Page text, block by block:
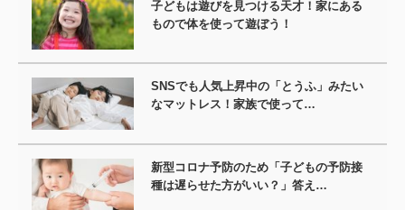
子どもは遊びを見つける天才！家にある
もので体を使って遊ぼう！
SNSでも人気上昇中の「とうふ」みたい
なマットレス！家族で使って…
新型コロナ予防のため「子どもの予防接
種は遅らせた方がいい？」答え…